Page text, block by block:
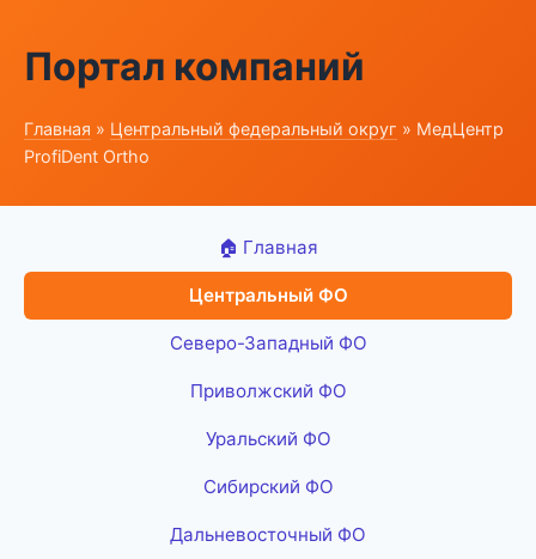
Портал компаний
Главная » Центральный федеральный округ » МедЦентр
ProfiDent Ortho
🏠 Главная
Центральный ФО
Северо-Западный ФО
Приволжский ФО
Уральский ФО
Сибирский ФО
Дальневосточный ФО